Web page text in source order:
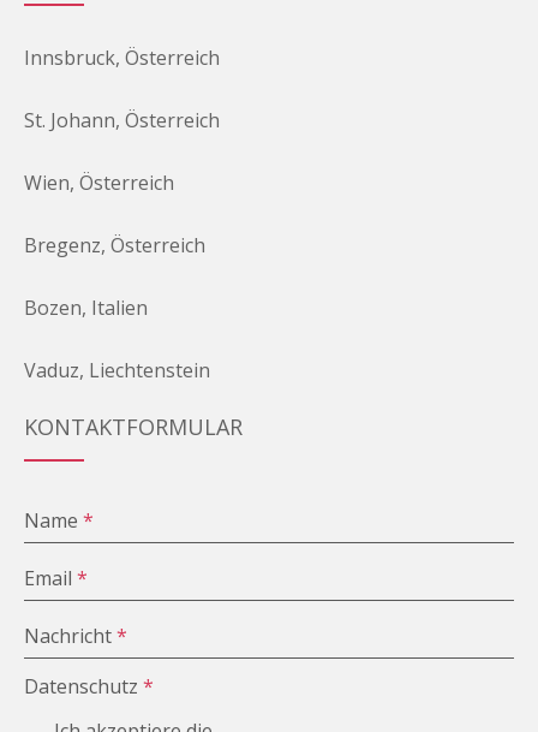
Innsbruck, Österreich
St. Johann, Österreich
Wien, Österreich
Bregenz, Österreich
Bozen, Italien
Vaduz, Liechtenstein
KONTAKTFORMULAR
Name*
Email*
Nachricht*
Datenschutz*